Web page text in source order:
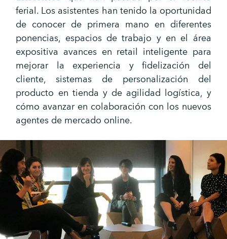
ferial. Los asistentes han tenido la oportunidad
de conocer de primera mano en diferentes
ponencias, espacios de trabajo y en el área
expositiva avances en retail inteligente para
mejorar la experiencia y fidelización del
cliente, sistemas de personalización del
producto en tienda y de agilidad logística, y
cómo avanzar en colaboración con los nuevos
agentes de mercado online.